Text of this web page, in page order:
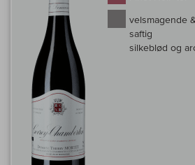
velsmagende
saftig
silkeblød og